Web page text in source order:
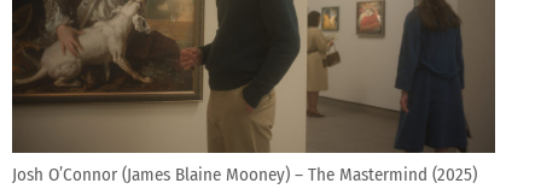
Josh O’Connor (James Blaine Mooney) – The Mastermind (2025)